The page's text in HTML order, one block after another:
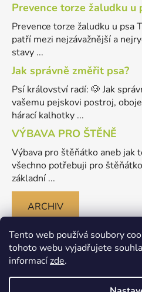
Tento web používá soubory
tohoto webu vyjadřujete
informacízde.
Prevence torze žaludku u
Prevence torze žaludku u psa
patří mezi nejzávažnější a
stavy ...
Jak správně změřit psa?
Psí království radí: 🐶 Jak
vašemu pejskovi postroj,
hárací kalhotky ...
VÝBAVA PRO ŠTĚNĚ
Výbava pro štěňátko aneb jak
všechno potřebuji pro
základní ...
ARCHIV